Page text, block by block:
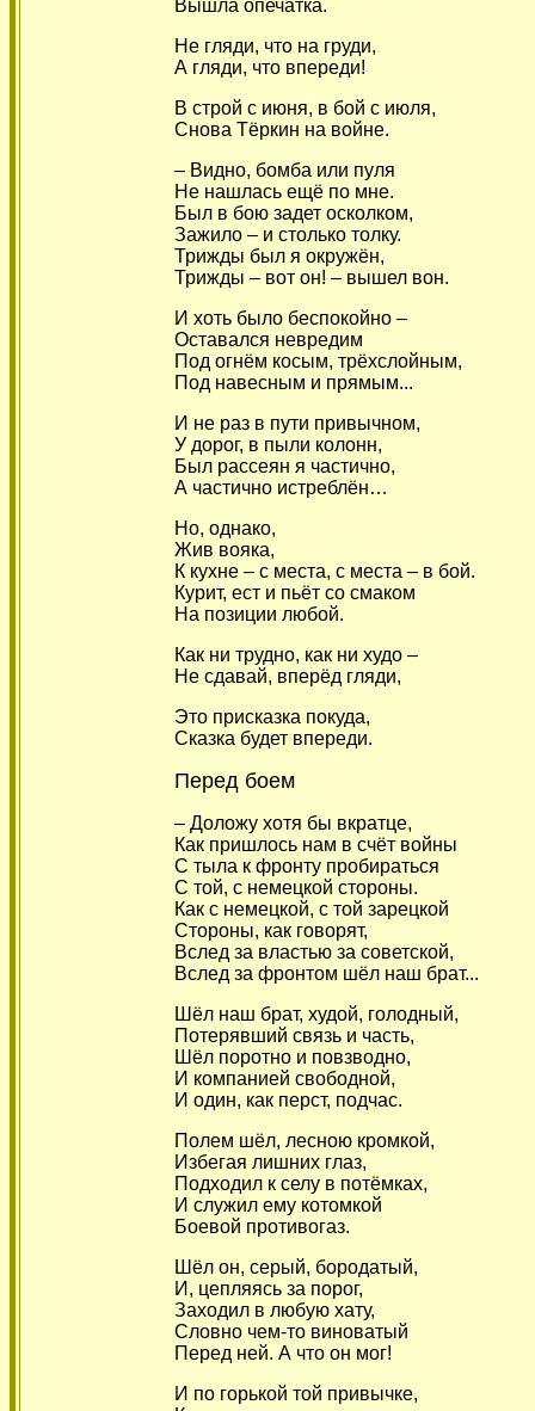
Вышла опечатка.
Не гляди, что на груди,
А гляди, что впереди!
В строй с июня, в бой с июля,
Снова Тёркин на войне.
– Видно, бомба или пуля
Не нашлась ещё по мне.
Был в бою задет осколком,
Зажило – и столько толку.
Трижды был я окружён,
Трижды – вот он! – вышел вон.
И хоть было беспокойно –
Оставался невредим
Под огнём косым, трёхслойным,
Под навесным и прямым...
И не раз в пути привычном,
У дорог, в пыли колонн,
Был рассеян я частично,
А частично истреблён…
Но, однако,
Жив вояка,
К кухне – с места, с места – в бой.
Курит, ест и пьёт со смаком
На позиции любой.
Как ни трудно, как ни худо –
Не сдавай, вперёд гляди,
Это присказка покуда,
Сказка будет впереди.
Перед боем
– Доложу хотя бы вкратце,
Как пришлось нам в счёт войны
С тыла к фронту пробираться
С той, с немецкой стороны.
Как с немецкой, с той зарецкой
Стороны, как говорят,
Вслед за властью за советской,
Вслед за фронтом шёл наш брат...
Шёл наш брат, худой, голодный,
Потерявший связь и часть,
Шёл поротно и повзводно,
И компанией свободной,
И один, как перст, подчас.
Полем шёл, лесною кромкой,
Избегая лишних глаз,
Подходил к селу в потёмках,
И служил ему котомкой
Боевой противогаз.
Шёл он, серый, бородатый,
И, цепляясь за порог,
Заходил в любую хату,
Словно чем-то виноватый
Перед ней. А что он мог!
И по горькой той привычке,